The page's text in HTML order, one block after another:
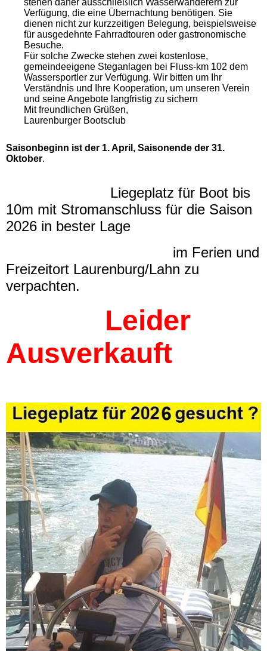
stehen daher ausschließlich Wasserwanderern zur
Verfügung, die eine Übernachtung benötigen. Sie
dienen nicht zur kurzzeitigen Belegung, beispielsweise
für ausgedehnte Fahrradtouren oder gastronomische
Besuche.
Für solche Zwecke stehen zwei kostenlose,
gemeindeeigene Steganlagen bei Fluss-km 102 dem
Wassersportler zur Verfügung. Wir bitten um Ihr
Verständnis und Ihre Kooperation, um unseren Verein
und seine Angebote langfristig zu sichern
Mit freundlichen Grüßen,
Laurenburger Bootsclub
Saisonbeginn ist der 1. April, Saisonende der 31.
Oktober.
Liegeplatz für Boot bis
10m mit Stromanschluss für die Saison
2026 in bester Lage
im Ferien und
Freizeitort Laurenburg/Lahn zu
verpachten.
Leider
Ausverkauft